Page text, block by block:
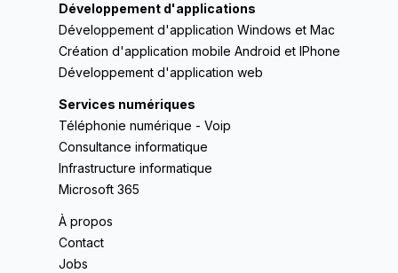
Développement d'applications
Développement d'application Windows et Mac
Création d'application mobile Android et IPhone
Développement d'application web
Services numériques
Téléphonie numérique - Voip
Consultance informatique
Infrastructure informatique
Microsoft 365
À propos
Contact
Jobs